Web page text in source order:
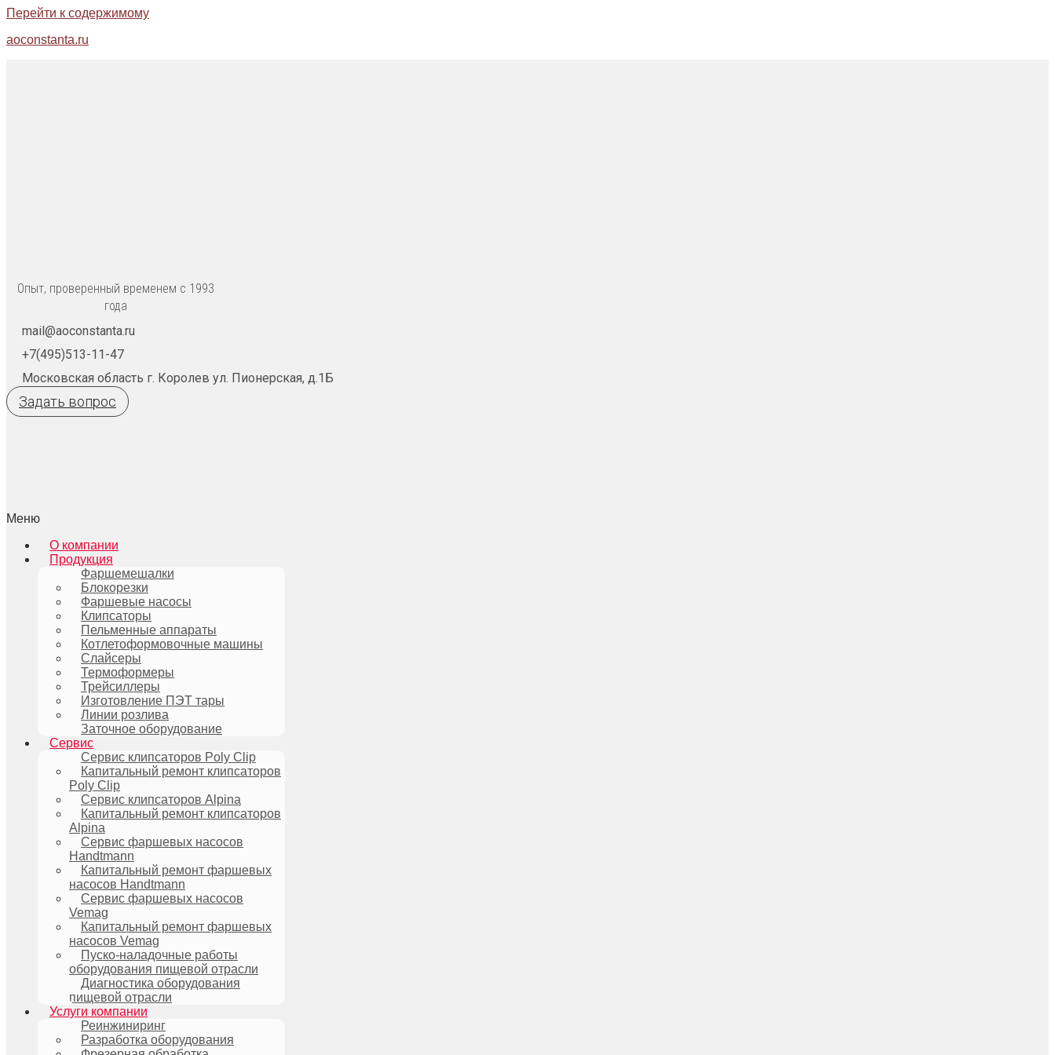
Перейти к содержимому
aoconstanta.ru
Опыт, проверенный временем с 1993
года
mail@aoconstanta.ru
+7(495)513-11-47
Московская область г. Королев ул. Пионерская, д.1Б
Задать вопрос
Меню
О компании
Продукция
Фаршемешалки
Блокорезки
Фаршевые насосы
Клипсаторы
Пельменные аппараты
Котлетоформовочные машины
Слайсеры
Термоформеры
Трейсиллеры
Изготовление ПЭТ тары
Линии розлива
Заточное оборудование
Сервис
Сервис клипсаторов Poly Clip
Капитальный ремонт клипсаторов
Poly Clip
Сервис клипсаторов Alpina
Капитальный ремонт клипсаторов
Alpina
Сервис фаршевых насосов
Handtmann
Капитальный ремонт фаршевых
насосов Handtmann
Сервис фаршевых насосов
Vemag
Капитальный ремонт фаршевых
насосов Vemag
Пуско-наладочные работы
оборудования пищевой отрасли
Диагностика оборудования
пищевой отрасли
Услуги компании
Реинжиниринг
Разработка оборудования